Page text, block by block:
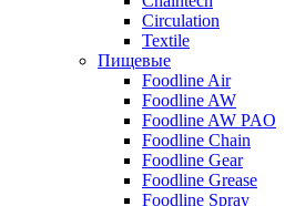
Circulation
Textile
Пищевые
Foodline Air
Foodline AW
Foodline AW PAO
Foodline Chain
Foodline Gear
Foodline Grease
Foodline Spray